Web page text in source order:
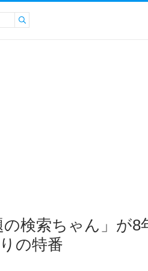
の検索ちゃん」が
の特番